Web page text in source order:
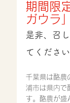
期間限
ガウラ
是非、召
てください
千葉県は酪農
浦市は県内で
す。酪農が盛